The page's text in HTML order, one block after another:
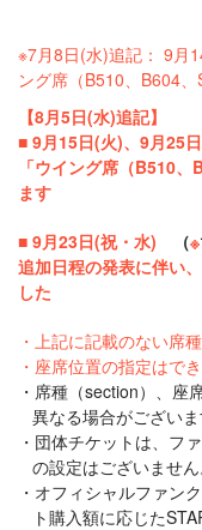
※7月8日(水)追記： 9月
ング席（B510、B604
【8月5日(水)追記】
■ 9月15日(火)、9月25
「ウイング席（B510
ます
■ 9月23日(祝・水) （※
追加日程の発表に伴い
した
上記に記載のない席
座席位置の指定はで
席種（section）、座
異なる場合がござい
団体チケットは、フ
の設定はございませ
オフィシャルファン
ト購入額に応じた